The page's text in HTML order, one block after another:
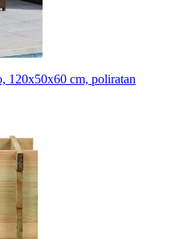
120x50x60 cm, poliratan